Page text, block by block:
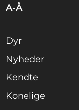
A-Å
Dyr
Nyheder
Kendte
Konelige